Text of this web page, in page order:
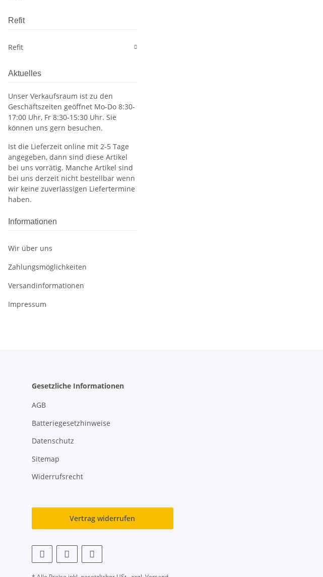
Refit
Refit
Aktuelles
Unser Verkaufsraum ist zu den
Geschäftszeiten geöffnet Mo-Do 8:30-
17:00 Uhr, Fr 8:30-15:30 Uhr. Sie
können uns gern besuchen.
Ist die Lieferzeit online mit 2-5 Tage
angegeben, dann sind diese Artikel
bei uns vorrätig. Manche Artikel sind
bei uns derzeit nicht bestellbar wenn
wir keine zuverlässigen Liefertermine
haben.
Informationen
Wir über uns
Zahlungsmöglichkeiten
Versandinformationen
Impressum
Gesetzliche Informationen
AGB
Batteriegesetzhinweise
Datenschutz
Sitemap
Widerrufsrecht
Vertrag widerrufen